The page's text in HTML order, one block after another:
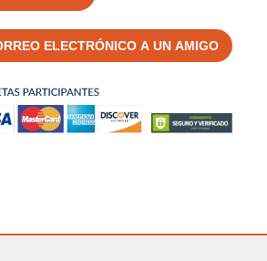
ELECTRÓNICO A UN AMIGO